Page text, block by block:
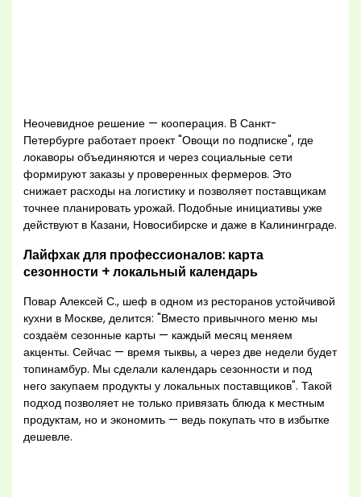
Неочевидное решение — кооперация. В Санкт-
Петербурге работает проект "Овощи по подписке", где
локаворы объединяются и через социальные сети
формируют заказы у проверенных фермеров. Это
снижает расходы на логистику и позволяет поставщикам
точнее планировать урожай. Подобные инициативы уже
действуют в Казани, Новосибирске и даже в Калининграде.
Лайфхак для профессионалов: карта
сезонности + локальный календарь
Повар Алексей С., шеф в одном из ресторанов устойчивой
кухни в Москве, делится: "Вместо привычного меню мы
создаём сезонные карты — каждый месяц меняем
акценты. Сейчас — время тыквы, а через две недели будет
топинамбур. Мы сделали календарь сезонности и под
него закупаем продукты у локальных поставщиков". Такой
подход позволяет не только привязать блюда к местным
продуктам, но и экономить — ведь покупать что в избытке
дешевле.